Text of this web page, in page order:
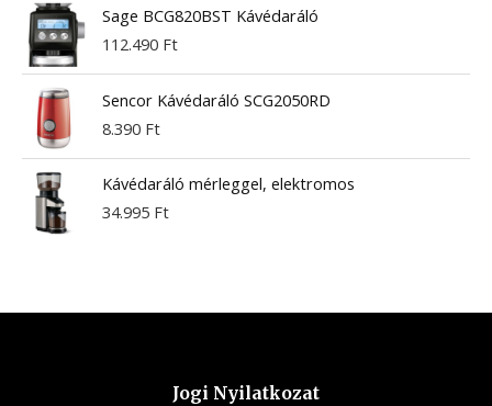
Sage BCG820BST Kávédaráló
112.490 Ft
Sencor Kávédaráló SCG2050RD
8.390 Ft
Kávédaráló mérleggel, elektromos
34.995 Ft
Jogi Nyilatkozat